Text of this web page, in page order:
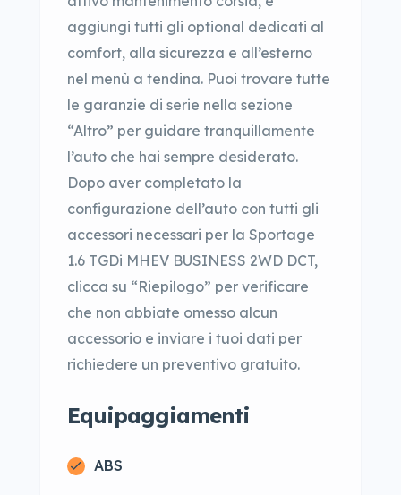
aggiungi tutti gli optional dedicati al
comfort, alla sicurezza e all’esterno
nel menù a tendina. Puoi trovare tutte
le garanzie di serie nella sezione
“Altro” per guidare tranquillamente
l’auto che hai sempre desiderato.
Dopo aver completato la
configurazione dell’auto con tutti gli
accessori necessari per la Sportage
1.6 TGDi MHEV BUSINESS 2WD DCT,
clicca su “Riepilogo” per verificare
che non abbiate omesso alcun
accessorio e inviare i tuoi dati per
richiedere un preventivo gratuito.
Equipaggiamenti
ABS